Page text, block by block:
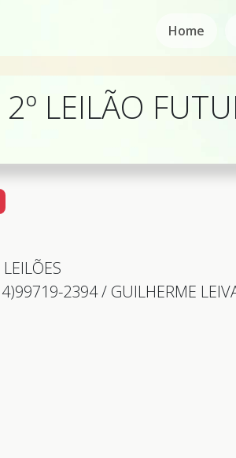
Home
2º LEILÃO
2394 / GUILHERME